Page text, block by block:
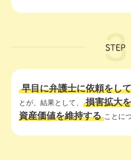
早目に弁護士に依頼をし
とが、結果として、 損害拡大
資産価値を維持する ことに